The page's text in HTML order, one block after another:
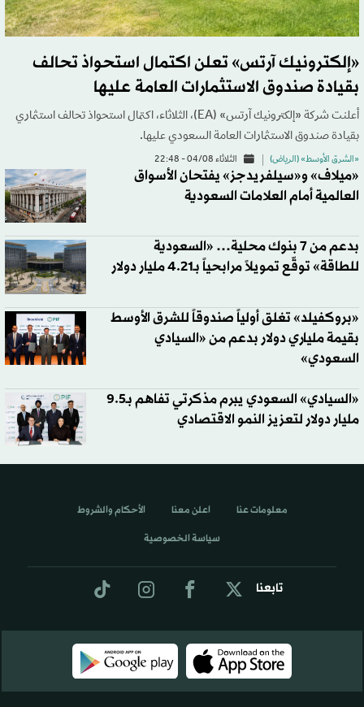
«إلكترونيك آرتس» تعلن اكتمال استحواذ تحالف
بقيادة صندوق الاستثمارات العامة عليها
أعلنت شركة «إلكترونيك آرتس» (EA)، الثلاثاء، اكتمال استحواذ تحالف استثماري
بقيادة صندوق الاستثمارات العامة السعودي عليها.
«الشرق الأوسط» (الرياض) الثلاثاء 04/08 - 22:48
«ميلاف» و«سيلفريدجز» يفتحان الأسواق
العالمية أمام العلامات السعودية
بدعم من 7 بنوك محلية… «السعودية
للطاقة» توقّع تمويلاً مرابحياً بـ4.21 مليار دولار
«بروكفيلد» تغلق أولياً صندوقاً للشرق الأوسط
بقيمة ملياري دولار بدعم من «السيادي
السعودي»
«السيادي» السعودي يبرم مذكرتي تفاهم بـ9.5
مليار دولار لتعزيز النمو الاقتصادي
تابعنا
معلومات عنا اعلن معنا الأحكام والشروط
سياسة الخصوصية